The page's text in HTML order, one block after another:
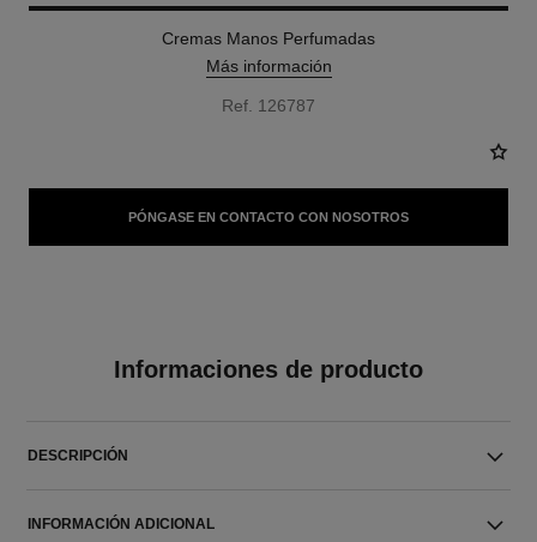
Cremas Manos Perfumadas
Más información
Ref. 126787
PÓNGASE EN CONTACTO CON NOSOTROS
Informaciones de producto
DESCRIPCIÓN
INFORMACIÓN ADICIONAL